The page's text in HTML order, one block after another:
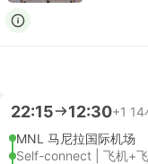
22:15 12:30+1 14
MNL 马尼拉国际机场
Self-connect | 飞机+